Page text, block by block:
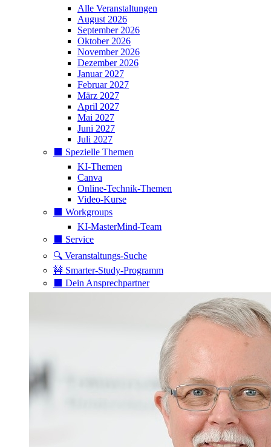
Alle Veranstaltungen
August 2026
September 2026
Oktober 2026
November 2026
Dezember 2026
Januar 2027
Februar 2027
März 2027
April 2027
Mai 2027
Juni 2027
Juli 2027
⬛️ Spezielle Themen
KI-Themen
Canva
Online-Technik-Themen
Video-Kurse
⬛️ Workgroups
KI-MasterMind-Team
⬛️ Service
🔍 Veranstaltungs-Suche
🚧 Smarter-Study-Programm
⬛️ Dein Ansprechpartner